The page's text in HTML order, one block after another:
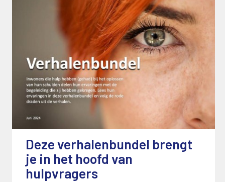
Deze verhalenbundel brengt
je in het hoofd van
hulpvragers